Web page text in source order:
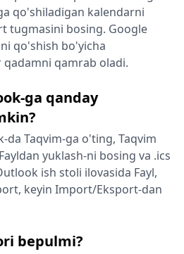
qo'shiladigan kalendarni
tugmasini bosing. Google
qo'shish bo'yicha
qamrab oladi.
ga qanday
Taqvim-ga o'ting, Taqvim
yuklash-ni bosing va .ics
ish stoli ilovasida Fayl,
keyin Import/Eksport-dan
bepulmi?